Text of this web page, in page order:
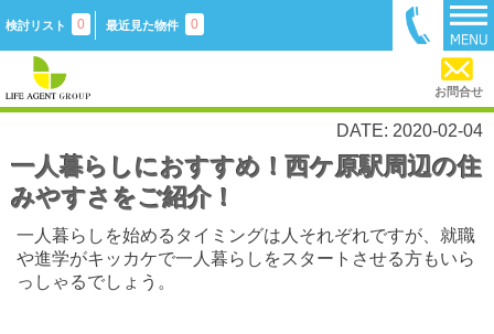
検討リスト 0 最近見た物件 0
お問合せ
DATE: 2020-02-04
一人暮らしにおすすめ！西ケ原駅周辺の住
みやすさをご紹介！
一人暮らしを始めるタイミングは人それぞれですが、就職
や進学がキッカケで一人暮らしをスタートさせる方もいら
っしゃるでしょう。